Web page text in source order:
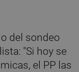
del sondeo
"Si hoy se
el PP las